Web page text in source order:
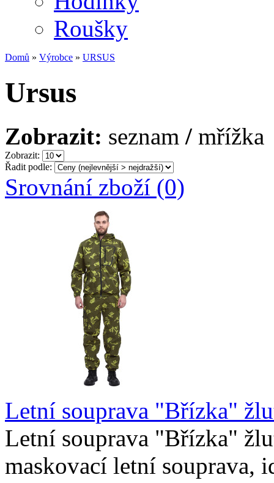
Roušky
Domů » Výrobce » URSUS
Ursus
Zobrazit: seznam / mřížka
Zobrazit:
Řadit podle:
Srovnání zboží (0)
Letní souprava "Břízka"
Letní souprava "Břízka"
maskovací letní souprava,